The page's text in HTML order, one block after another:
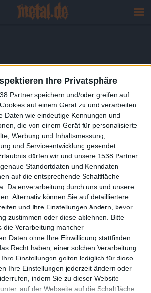
Ihre Privatsphäre
Partner speichern und/oder greifen auf
auf einem Gerät zu und verarbeiten
Daten wie eindeutige Kennungen und
die von einem Gerät für personalisierte
Werbung und Inhaltsmessung,
und Serviceentwicklung gesendet
dürfen wir und unsere 1538 Partner
Standortdaten und Kenndaten
auf die entsprechende Schaltfläche
Datenverarbeitung durch uns und unsere
Alternativ können Sie auf detailliertere
und Ihre Einstellungen ändern, bevor
zustimmen oder diese ablehnen.
Bitte
die Verarbeitung mancher
Daten ohne Ihre Einwilligung stattfinden
Recht haben, einer solchen Verarbeitung
Einstellungen gelten lediglich für diese
Ihre Einstellungen jederzeit ändern oder
indem Sie zu dieser Website
auf der Webseite auf die Schaltfläche